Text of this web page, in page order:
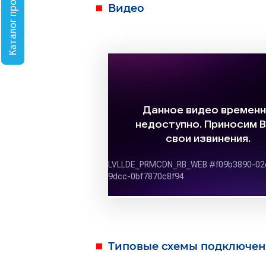
Видео
Типовые схемы